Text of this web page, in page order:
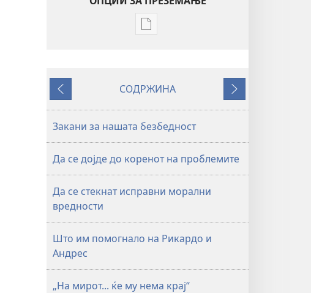
Опции
публикациите
електронски
формат
СЕ!
Кое
е
за
проблемите
светот?
Претходно
СОДРЖИНА
Следно
Закани за нашата безбедност
Да се дојде до коренот на проблемите
Да се стекнат исправни морални
вредности
Што им помогнало на Рикардо и
Андрес
„На мирот... ќе му нема крај“